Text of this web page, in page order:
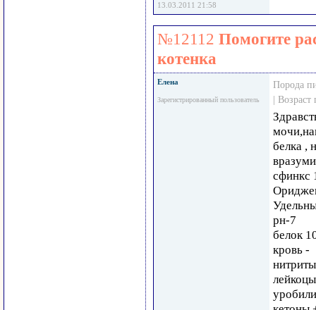
13.03.2011 21:58
№12112 Помогите
котенка
Елена
Зарегистрированный пользователь
Порода
|
белка ,
сфинкс
рн-7
белок
кровь -